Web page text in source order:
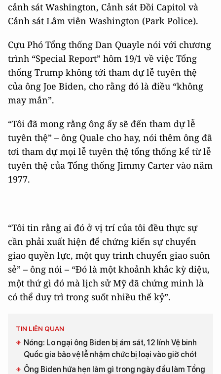
cảnh sát Washington, Cảnh sát Đồi Capitol và
Cảnh sát Lâm viên Washington (Park Police).
Cựu Phó Tổng thống Dan Quayle nói với chương
trình “Special Report” hôm 19/1 về việc Tổng
thống Trump không tới tham dự lễ tuyên thệ
của ông Joe Biden, cho rằng đó là điều “không
may mắn”.
“Tôi đã mong rằng ông ấy sẽ đến tham dự lễ
tuyên thệ” – ông Quale cho hay, nói thêm ông đã
tơi tham dự mọi lễ tuyên thệ tổng thống kể từ lễ
tuyên thệ của Tổng thống Jimmy Carter vào năm
1977.
“Tôi tin rằng ai đó ở vị trí của tôi đều thực sự
cần phải xuất hiện để chứng kiến sự chuyển
giao quyền lực, một quy trình chuyển giao suôn
sẻ” – ông nói – “Đó là một khoảnh khắc kỳ diệu,
một thứ gì đó mà lịch sử Mỹ đã chứng minh là
có thể duy trì trong suốt nhiều thế kỷ”.
TIN LIÊN QUAN
Nóng: Lo ngại ông Biden bị ám sát, 12 lính Vệ binh
Quốc gia bảo vệ lễ nhậm chức bị loại vào giờ chót
Ông Biden hứa hẹn làm gì trong ngày đầu làm Tổng